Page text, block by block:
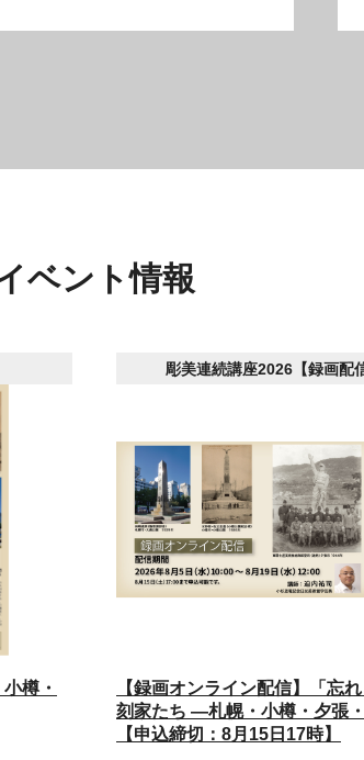
ベント情報
樽・
彫美連続講座2026【録画配
【録画オンライン配信】「忘
刻家たち ―札幌・小樽・夕張・
【申込締切：8月15日17時】